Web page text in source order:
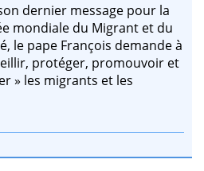
dernier message pour la
mondiale du Migrant et du
le pape François demande à
protéger, promouvoir et
» les migrants et les